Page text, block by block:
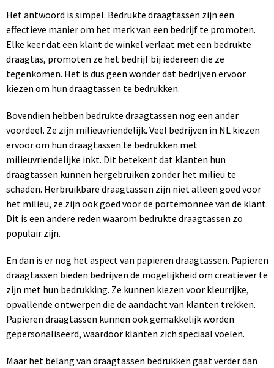
Het antwoord is simpel. Bedrukte draagtassen zijn een
effectieve manier om het merk van een bedrijf te promoten.
Elke keer dat een klant de winkel verlaat met een bedrukte
draagtas, promoten ze het bedrijf bij iedereen die ze
tegenkomen. Het is dus geen wonder dat bedrijven ervoor
kiezen om hun draagtassen te bedrukken.
Bovendien hebben bedrukte draagtassen nog een ander
voordeel. Ze zijn milieuvriendelijk. Veel bedrijven in NL kiezen
ervoor om hun draagtassen te bedrukken met
milieuvriendelijke inkt. Dit betekent dat klanten hun
draagtassen kunnen hergebruiken zonder het milieu te
schaden. Herbruikbare draagtassen zijn niet alleen goed voor
het milieu, ze zijn ook goed voor de portemonnee van de klant.
Dit is een andere reden waarom bedrukte draagtassen zo
populair zijn.
En dan is er nog het aspect van papieren draagtassen. Papieren
draagtassen bieden bedrijven de mogelijkheid om creatiever te
zijn met hun bedrukking. Ze kunnen kiezen voor kleurrijke,
opvallende ontwerpen die de aandacht van klanten trekken.
Papieren draagtassen kunnen ook gemakkelijk worden
gepersonaliseerd, waardoor klanten zich speciaal voelen.
Maar het belang van draagtassen bedrukken gaat verder dan